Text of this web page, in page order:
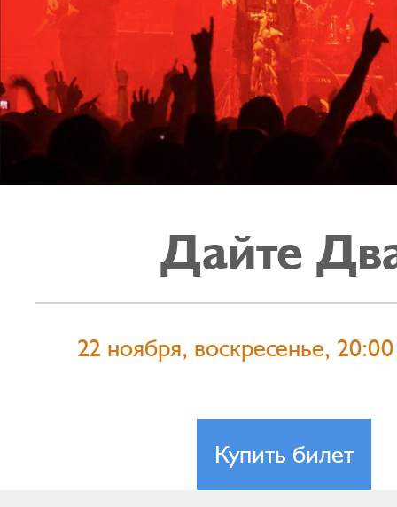
Дайте
22 ноября, воскресенье, 20:00
Купить билет